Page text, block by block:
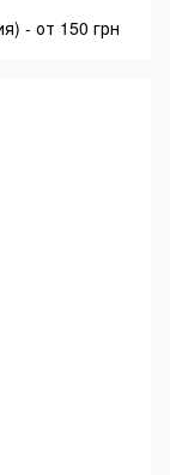
- от 150 грн